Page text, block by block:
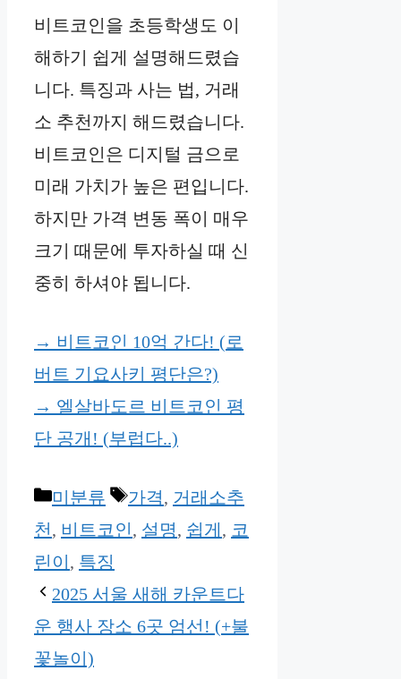
비트코인을 초등학생도 이
해하기 쉽게 설명해드렸습
니다. 특징과 사는 법, 거래
소 추천까지 해드렸습니다.
비트코인은 디지털 금으로
미래 가치가 높은 편입니다.
하지만 가격 변동 폭이 매우
크기 때문에 투자하실 때 신
중히 하셔야 됩니다.
→ 비트코인 10억 간다! (로
버트 기요사키 평단은?)
→ 엘살바도르 비트코인 평
단 공개! (부럽다..)
Categories
미분류 Tags
가격, 거래소추
천, 비트코인, 설명, 쉽게, 코
린이, 특징
2025 서울 새해 카운트다
운 행사 장소 6곳 엄선! (+불
꽃놀이)